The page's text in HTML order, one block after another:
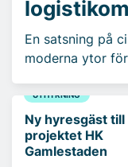
En satsning på
moderna ytor
UTHYRNING
Ny hyresgäst till
projektet HK
Gamlestaden